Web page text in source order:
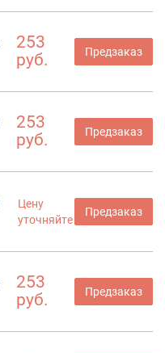
253
руб.
Предзаказ
253
руб.
Предзаказ
Цену
уточняйте
Предзаказ
253
руб.
Предзаказ